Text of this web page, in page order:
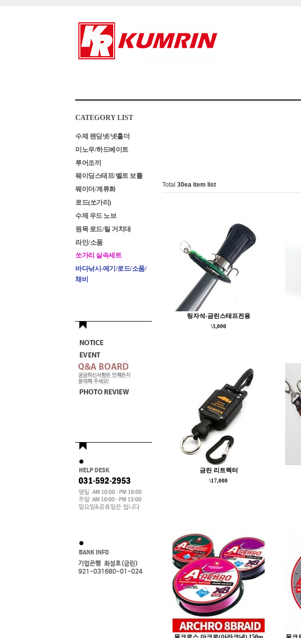
CATEGORY LIST
수제 랜딩넷/넷홀더
미노우/하드베이트
루어조끼
웨이딩스태프/벨트 보틀
웨이더/계류화
로드(쏘가리)
수제 우드 노브
원목 로드/릴 거치대
라인/소품
쏘가리 실속세트
바다낚시-에기/로드/소품/
채비
Total 30ea item list
링자석-금린스태프전용
\3,000
금린 리트렉터
\17,000